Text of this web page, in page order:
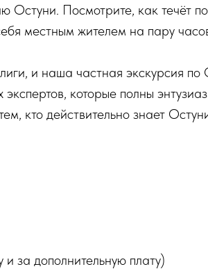
Остуни. Посмотрите, как течёт
местным жителем на пару
и наша частная экскурсия
которые полны
кто действительно знает
за дополнительную плату)